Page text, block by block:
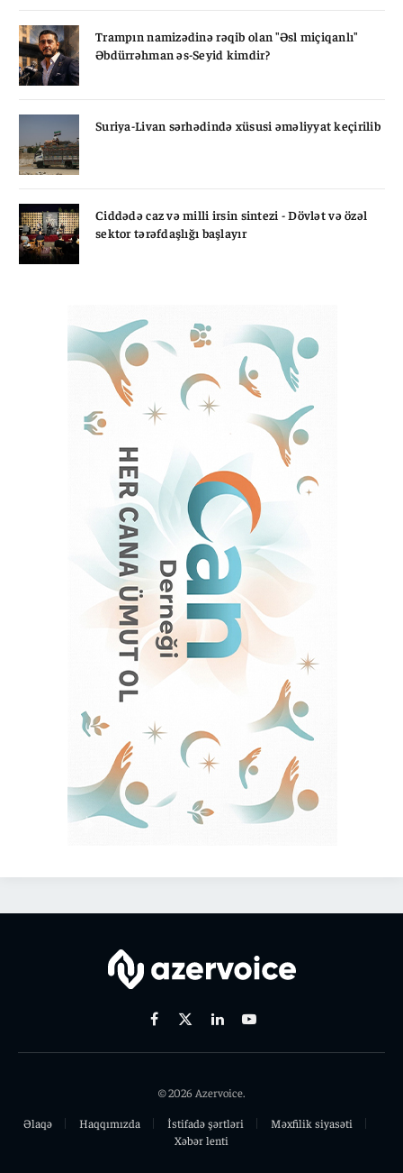
Trampın namizədinə rəqib olan "Əsl miçiqanlı"
Əbdürrəhman əs-Seyid kimdir?
Suriya-Livan sərhədində xüsusi əməliyyat keçirilib
Ciddədə caz və milli irsin sintezi - Dövlət və özəl
sektor tərəfdaşlığı başlayır
Facebook
X
LinkedinYoutube
© 2026 Azervoice.
Əlaqə
Haqqımızda İstifadə şərtləri
Məxfilik siyasəti
Xəbər lenti